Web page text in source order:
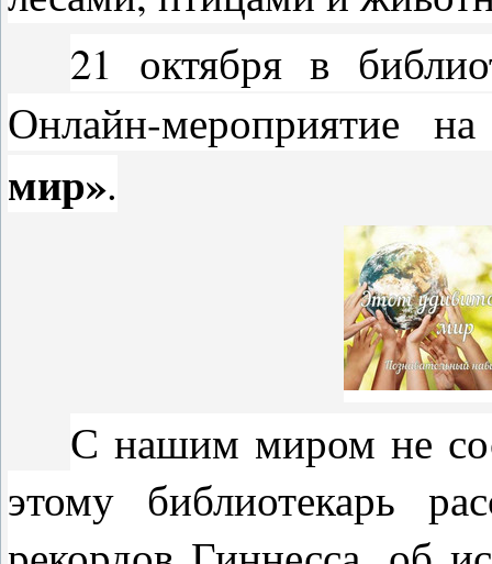
21 октября в
Онлайн-мероприятие
мир».
С нашим миром не
этому библиотекарь